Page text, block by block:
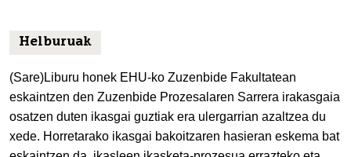
Helburuak
(Sare)Liburu honek EHU-ko Zuzenbide Fakultatean
eskaintzen den Zuzenbide Prozesalaren Sarrera irakasgaia
osatzen duten ikasgai guztiak era ulergarrian azaltzea du
xede. Horretarako ikasgai bakoitzaren hasieran eskema bat